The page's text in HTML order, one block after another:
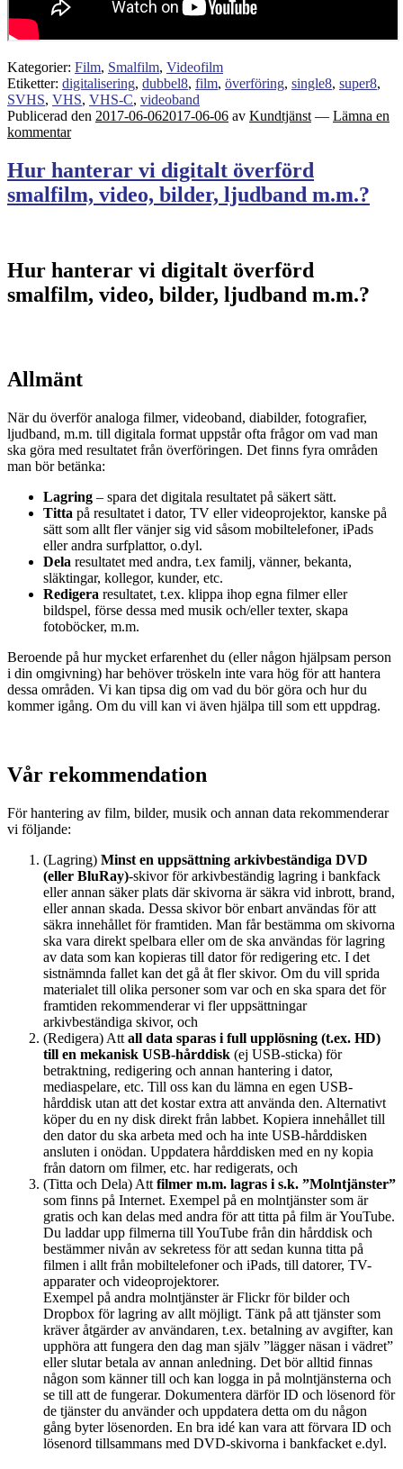
Kategorier: Film, Smalfilm, Videofilm
Etiketter: digitalisering, dubbel8, film, överföring, single8, super8,
SVHS, VHS, VHS-C, videoband
Publicerad den 2017-06-062017-06-06 av Kundtjänst — Lämna en
kommentar
Hur hanterar vi digitalt överförd
smalfilm, video, bilder, ljudband m.m.?
Hur hanterar vi digitalt överförd
smalfilm, video, bilder, ljudband m.m.?
Allmänt
När du överför analoga filmer, videoband, diabilder, fotografier,
ljudband, m.m. till digitala format uppstår ofta frågor om vad man
ska göra med resultatet från överföringen. Det finns fyra områden
man bör betänka:
Lagring – spara det digitala resultatet på säkert sätt.
Titta på resultatet i dator, TV eller videoprojektor, kanske på
sätt som allt fler vänjer sig vid såsom mobiltelefoner, iPads
eller andra surfplattor, o.dyl.
Dela resultatet med andra, t.ex familj, vänner, bekanta,
släktingar, kollegor, kunder, etc.
Redigera resultatet, t.ex. klippa ihop egna filmer eller
bildspel, förse dessa med musik och/eller texter, skapa
fotoböcker, m.m.
Beroende på hur mycket erfarenhet du (eller någon hjälpsam person
i din omgivning) har behöver tröskeln inte vara hög för att hantera
dessa områden. Vi kan tipsa dig om vad du bör göra och hur du
kommer igång. Om du vill kan vi även hjälpa till som ett uppdrag.
Vår rekommendation
För hantering av film, bilder, musik och annan data rekommenderar
vi följande:
(Lagring) Minst en uppsättning arkivbeständiga DVD
(eller BluRay)-skivor för arkivbeständig lagring i bankfack
eller annan säker plats där skivorna är säkra vid inbrott, brand,
eller annan skada. Dessa skivor bör enbart användas för att
säkra innehållet för framtiden. Man får bestämma om skivorna
ska vara direkt spelbara eller om de ska användas för lagring
av data som kan kopieras till dator för redigering etc. I det
sistnämnda fallet kan det gå åt fler skivor. Om du vill sprida
materialet till olika personer som var och en ska spara det för
framtiden rekommenderar vi fler uppsättningar
arkivbeständiga skivor, och
(Redigera) Att all data sparas i full upplösning (t.ex. HD)
till en mekanisk USB-hårddisk (ej USB-sticka) för
betraktning, redigering och annan hantering i dator,
mediaspelare, etc. Till oss kan du lämna en egen USB-
hårddisk utan att det kostar extra att använda den. Alternativt
köper du en ny disk direkt från labbet. Kopiera innehållet till
den dator du ska arbeta med och ha inte USB-hårddisken
ansluten i onödan. Uppdatera hårddisken med en ny kopia
från datorn om filmer, etc. har redigerats, och
(Titta och Dela) Att filmer m.m. lagras i s.k. ”Molntjänster”
som finns på Internet. Exempel på en molntjänster som är
gratis och kan delas med andra för att titta på film är YouTube.
Du laddar upp filmerna till YouTube från din hårddisk och
bestämmer nivån av sekretess för att sedan kunna titta på
filmen i allt från mobiltelefoner och iPads, till datorer, TV-
apparater och videoprojektorer.
Exempel på andra molntjänster är Flickr för bilder och
Dropbox för lagring av allt möjligt. Tänk på att tjänster som
kräver åtgärder av användaren, t.ex. betalning av avgifter, kan
upphöra att fungera den dag man själv ”lägger näsan i vädret”
eller slutar betala av annan anledning. Det bör alltid finnas
någon som känner till och kan logga in på molntjänsterna och
se till att de fungerar. Dokumentera därför ID och lösenord för
de tjänster du använder och uppdatera detta om du någon
gång byter lösenorden. En bra idé kan vara att förvara ID och
lösenord tillsammans med DVD-skivorna i bankfacket e.dyl.